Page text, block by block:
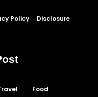
Policy Disclosure
Food